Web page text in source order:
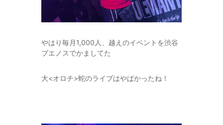
やはり毎月1,000人、越えのイベントを渋谷
ブエノスでかましてた
大<オロチ>蛇のライブはやばかったね！